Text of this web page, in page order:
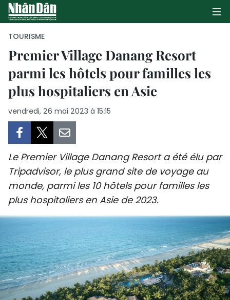
PAGE D'ACCUEIL
POLITIQUE
CULTURE
TOURISME
ENVIRONNEMENT
SPORT
FRANCOPHONIE
PAYS NATAL
TOURISME
Premier Village Danang Resort
parmi les hôtels pour familles les
plus hospitaliers en Asie
vendredi, 26 mai 2023 à 15:15
Le Premier Village Danang Resort a été élu par
Tripadvisor, le plus grand site de voyage au
monde, parmi les 10 hôtels pour familles les
plus hospitaliers en Asie de 2023.